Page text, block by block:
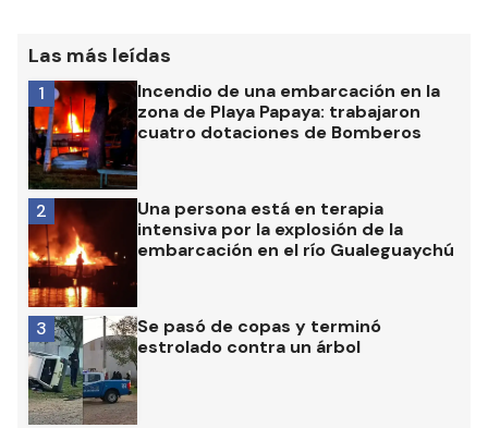
Las más leídas
Incendio de una embarcación en la
zona de Playa Papaya: trabajaron
cuatro dotaciones de Bomberos
1
Una persona está en terapia
intensiva por la explosión de la
embarcación en el río Gualeguaychú
2
Se pasó de copas y terminó
estrolado contra un árbol
3